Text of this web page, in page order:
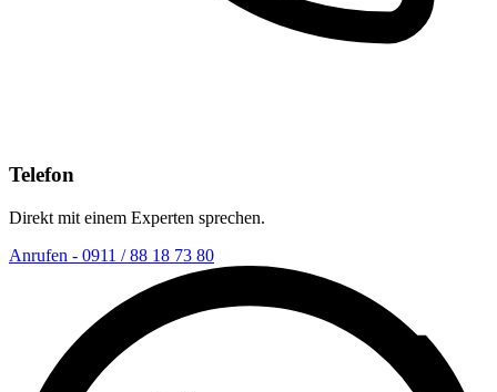
Telefon
Direkt mit einem Experten sprechen.
Anrufen - 0911 / 88 18 73 80